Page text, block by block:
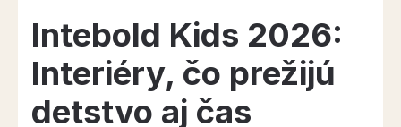
Intebold Kids 2026:
Interiéry, čo prežijú
detstvo aj čas